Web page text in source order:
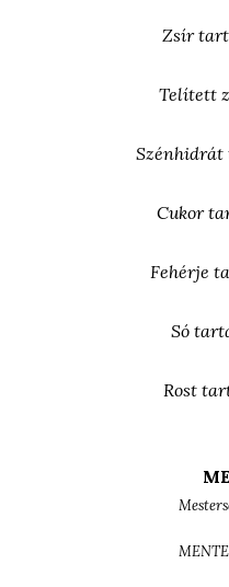
Zsír
Telített
Cukor
Fehérje
Só
Rost